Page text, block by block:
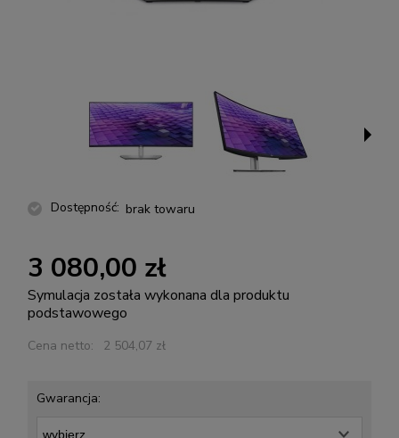
Dostępność: brak towaru
3 080,00 zł
Symulacja została wykonana dla produktu
podstawowego
Cena netto: 2 504,07 zł
Gwarancja: